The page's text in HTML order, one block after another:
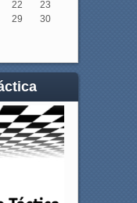
22
23
29
30